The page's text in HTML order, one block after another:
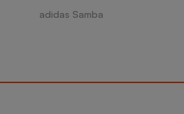
adidas Samba